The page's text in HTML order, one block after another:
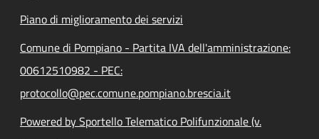
Piano di miglioramento dei servizi
Comune di Pompiano - Partita IVA dell'amministrazione:
00612510982 - PEC:
protocollo@pec.comune.pompiano.brescia.it
Powered by Sportello Telematico Polifunzionale (v.